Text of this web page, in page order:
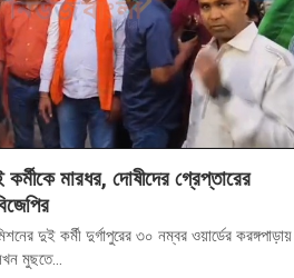
কর্মীকে মারধর, দোষীদের গ্রেপ্তারের
দুই কর্মী দুর্গাপুরের ৩০ নম্বর ওয়ার্ডের করঙ্গপাড়ায়
মুছতে…